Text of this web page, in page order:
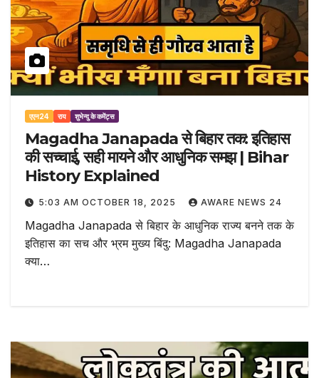
एएन24 राय शुभेन्दु के कमेंट्स
Magadha Janapada से बिहार तक: इतिहास
की सच्चाई, सही मायने और आधुनिक समझ | Bihar
History Explained
5:03 AM OCTOBER 18, 2025 AWARE NEWS 24
Magadha Janapada से बिहार के आधुनिक राज्य बनने तक के
इतिहास का सच और भ्रम मुख्य बिंदु: Magadha Janapada
क्या…